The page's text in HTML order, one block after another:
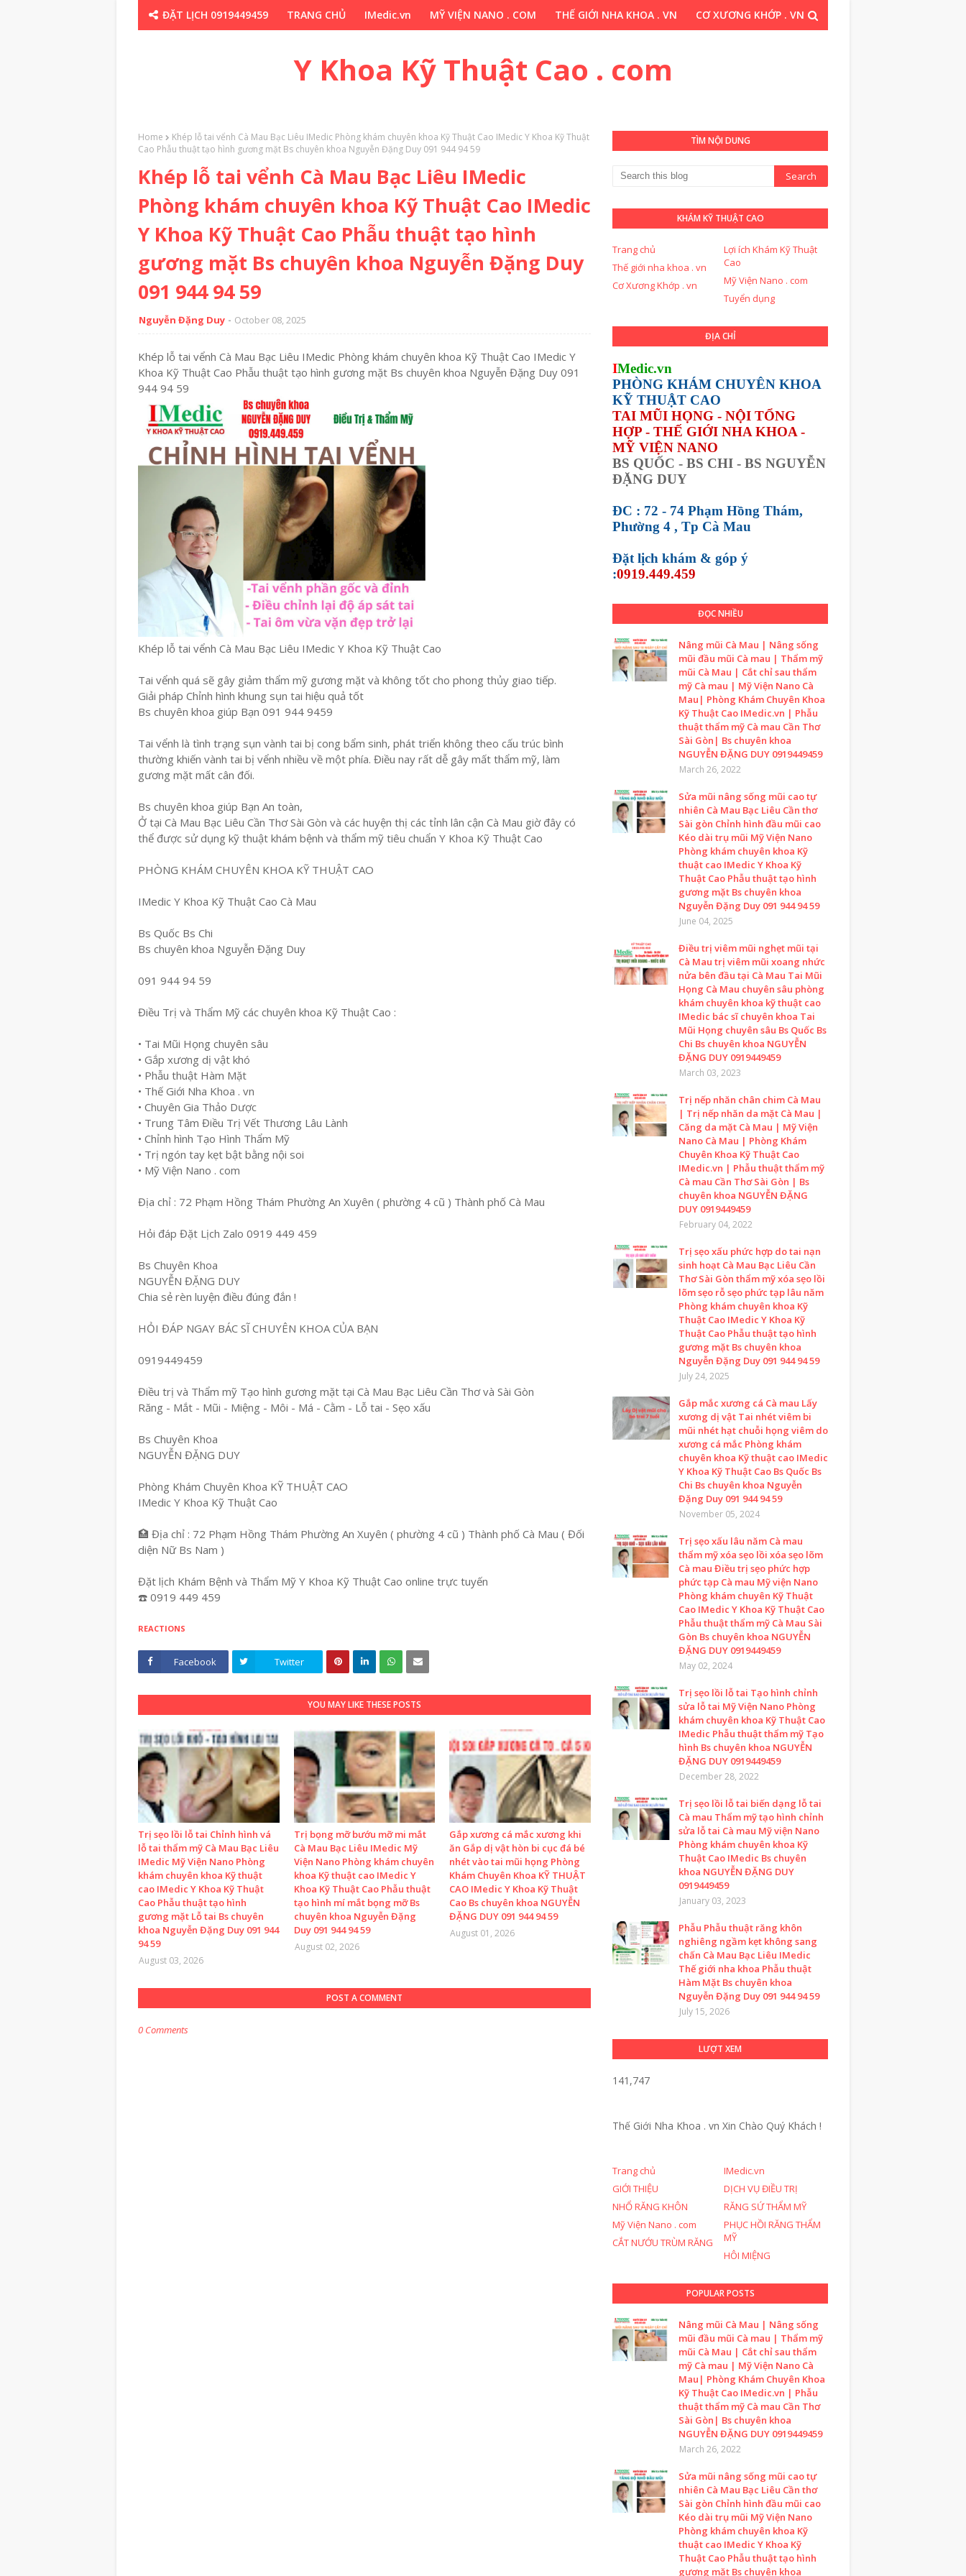
ĐẶT LỊCH 0919449459 TRANG CHỦ IMedic.vn MỸ VIỆN NANO . COM THẾ GIỚI NHA KHOA . VN CƠ XƯƠNG KHỚP . VN
Y Khoa Kỹ Thuật Cao . com
Home
Khép lỗ tai vểnh Cà Mau Bạc Liêu IMedic Phòng khám chuyên khoa Kỹ Thuật Cao IMedic Y Khoa Kỹ Thuật
Cao Phẫu thuật tạo hình gương mặt Bs chuyên khoa Nguyễn Đặng Duy 091 944 94 59
Khép lỗ tai vểnh Cà Mau Bạc Liêu IMedic
Phòng khám chuyên khoa Kỹ Thuật Cao IMedic
Y Khoa Kỹ Thuật Cao Phẫu thuật tạo hình
gương mặt Bs chuyên khoa Nguyễn Đặng Duy
091 944 94 59
Nguyễn Đặng Duy October 08, 2025
Khép lỗ tai vểnh Cà Mau Bạc Liêu IMedic Phòng khám chuyên khoa Kỹ Thuật Cao IMedic Y
Khoa Kỹ Thuật Cao Phẫu thuật tạo hình gương mặt Bs chuyên khoa Nguyễn Đặng Duy 091
944 94 59
Khép lỗ tai vểnh Cà Mau Bạc Liêu IMedic Y Khoa Kỹ Thuật Cao
Tai vểnh quá sẽ gây giảm thẩm mỹ gương mặt và không tốt cho phong thủy giao tiếp.
Giải pháp Chỉnh hình khung sụn tai hiệu quả tốt
Bs chuyên khoa giúp Bạn 091 944 9459
Tai vểnh là tình trạng sụn vành tai bị cong bẩm sinh, phát triển không theo cấu trúc bình
thường khiến vành tai bị vểnh nhiều về một phía. Điều nay rất dễ gây mất thẩm mỹ, làm
gương mặt mất cân đối.
Bs chuyên khoa giúp Bạn An toàn,
Ở tại Cà Mau Bạc Liêu Cần Thơ Sài Gòn và các huyện thị các tỉnh lân cận Cà Mau giờ đây có
thể được sử dụng kỹ thuật khám bệnh và thẩm mỹ tiêu chuẩn Y Khoa Kỹ Thuật Cao
PHÒNG KHÁM CHUYÊN KHOA KỸ THUẬT CAO
IMedic Y Khoa Kỹ Thuật Cao Cà Mau
Bs Quốc Bs Chi
Bs chuyên khoa Nguyễn Đặng Duy
091 944 94 59
Điều Trị và Thẩm Mỹ các chuyên khoa Kỹ Thuật Cao :
• Tai Mũi Họng chuyên sâu
• Gắp xương dị vật khó
• Phẫu thuật Hàm Mặt
• Thế Giới Nha Khoa . vn
• Chuyên Gia Thảo Dược
• Trung Tâm Điều Trị Vết Thương Lâu Lành
• Chỉnh hình Tạo Hình Thẩm Mỹ
• Trị ngón tay kẹt bật bằng nội soi
• Mỹ Viện Nano . com
Địa chỉ : 72 Phạm Hồng Thám Phường An Xuyên ( phường 4 cũ ) Thành phố Cà Mau
Hỏi đáp Đặt Lịch Zalo 0919 449 459
Bs Chuyên Khoa
NGUYỄN ĐẶNG DUY
Chia sẻ rèn luyện điều đúng đắn !
HỎI ĐÁP NGAY BÁC SĨ CHUYÊN KHOA CỦA BẠN
0919449459
Điều trị và Thẩm mỹ Tạo hình gương mặt tại Cà Mau Bạc Liêu Cần Thơ và Sài Gòn
Răng - Mắt - Mũi - Miệng - Môi - Má - Cằm - Lỗ tai - Sẹo xấu
Bs Chuyên Khoa
NGUYỄN ĐẶNG DUY
Phòng Khám Chuyên Khoa KỸ THUẬT CAO
IMedic Y Khoa Kỹ Thuật Cao
🏥 Địa chỉ : 72 Phạm Hồng Thám Phường An Xuyên ( phường 4 cũ ) Thành phố Cà Mau ( Đối
diện Nữ Bs Nam )
Đặt lịch Khám Bệnh và Thẩm Mỹ Y Khoa Kỹ Thuật Cao online trực tuyến
☎️ 0919 449 459
REACTIONS
Facebook Twitter
YOU MAY LIKE THESE POSTS
Trị sẹo lồi lỗ tai Chỉnh hình vá
lỗ tai thẩm mỹ Cà Mau Bạc Liêu
IMedic Mỹ Viện Nano Phòng
khám chuyên khoa Kỹ thuật
cao IMedic Y Khoa Kỹ Thuật
Cao Phẫu thuật tạo hình
gương mặt Lỗ tai Bs chuyên
khoa Nguyễn Đặng Duy 091 944
94 59
August 03, 2026
Trị bọng mỡ bướu mỡ mi mắt
Cà Mau Bạc Liêu IMedic Mỹ
Viện Nano Phòng khám chuyên
khoa Kỹ thuật cao IMedic Y
Khoa Kỹ Thuật Cao Phẫu thuật
tạo hình mí mắt bọng mỡ Bs
chuyên khoa Nguyễn Đặng
Duy 091 944 94 59
August 02, 2026
Gắp xương cá mắc xương khi
ăn Gắp dị vật hòn bi cục đá bé
nhét vào tai mũi họng Phòng
Khám Chuyên Khoa KỸ THUẬT
CAO IMedic Y Khoa Kỹ Thuật
Cao Bs chuyên khoa NGUYỄN
ĐẶNG DUY 091 944 94 59
August 01, 2026
POST A COMMENT
0 Comments
TÌM NỘI DUNG
KHÁM KỸ THUẬT CAO
Trang chủ
Lợi ích Khám Kỹ Thuật
Cao
Thế giới nha khoa . vn
Mỹ Viện Nano . com
Cơ Xương Khớp . vn
Tuyển dụng
ĐỊA CHỈ
IMedic.vn
PHÒNG KHÁM CHUYÊN KHOA
KỸ THUẬT CAO
TAI MŨI HỌNG - NỘI TỔNG
HỢP - THẾ GIỚI NHA KHOA -
MỸ VIỆN NANO
BS QUỐC - BS CHI - BS NGUYỄN
ĐẶNG DUY
ĐC : 72 - 74 Phạm Hồng Thám,
Phường 4 , Tp Cà Mau
Đặt lịch khám & góp ý
:0919.449.459
ĐỌC NHIỀU
Nâng mũi Cà Mau | Nâng sống
mũi đầu mũi Cà mau | Thẩm mỹ
mũi Cà Mau | Cắt chỉ sau thẩm
mỹ Cà mau | Mỹ Viện Nano Cà
Mau| Phòng Khám Chuyên Khoa
Kỹ Thuật Cao IMedic.vn | Phẫu
thuật thẩm mỹ Cà mau Cần Thơ
Sài Gòn| Bs chuyên khoa
NGUYỄN ĐẶNG DUY 0919449459
March 26, 2022
Sửa mũi nâng sống mũi cao tự
nhiên Cà Mau Bạc Liêu Cần thơ
Sài gòn Chỉnh hình đầu mũi cao
Kéo dài trụ mũi Mỹ Viện Nano
Phòng khám chuyên khoa Kỹ
thuật cao IMedic Y Khoa Kỹ
Thuật Cao Phẫu thuật tạo hình
gương mặt Bs chuyên khoa
Nguyễn Đặng Duy 091 944 94 59
June 04, 2025
Điều trị viêm mũi nghẹt mũi tại
Cà Mau trị viêm mũi xoang nhức
nửa bên đầu tại Cà Mau Tai Mũi
Họng Cà Mau chuyên sâu phòng
khám chuyên khoa kỹ thuật cao
IMedic bác sĩ chuyên khoa Tai
Mũi Họng chuyên sâu Bs Quốc Bs
Chi Bs chuyên khoa NGUYỄN
ĐẶNG DUY 0919449459
March 03, 2023
Trị nếp nhăn chân chim Cà Mau
| Trị nếp nhăn da mặt Cà Mau |
Căng da mặt Cà Mau | Mỹ Viện
Nano Cà Mau | Phòng Khám
Chuyên Khoa Kỹ Thuật Cao
IMedic.vn | Phẫu thuật thẩm mỹ
Cà mau Cần Thơ Sài Gòn | Bs
chuyên khoa NGUYỄN ĐẶNG
DUY 0919449459
February 04, 2022
Trị sẹo xấu phức hợp do tai nạn
sinh hoạt Cà Mau Bạc Liêu Cần
Thơ Sài Gòn thẩm mỹ xóa sẹo lồi
lõm sẹo rỗ sẹo phức tạp lâu năm
Phòng khám chuyên khoa Kỹ
Thuật Cao IMedic Y Khoa Kỹ
Thuật Cao Phẫu thuật tạo hình
gương mặt Bs chuyên khoa
Nguyễn Đặng Duy 091 944 94 59
July 24, 2025
Gắp mắc xương cá Cà mau Lấy
xương dị vật Tai nhét viêm bi
mũi nhét hạt chuỗi họng viêm do
xương cá mắc Phòng khám
chuyên khoa Kỹ thuật cao IMedic
Y Khoa Kỹ Thuật Cao Bs Quốc Bs
Chi Bs chuyên khoa Nguyễn
Đặng Duy 091 944 94 59
November 05, 2024
Trị sẹo xấu lâu năm Cà mau
thẩm mỹ xóa sẹo lồi xóa sẹo lõm
Cà mau Điều trị sẹo phức hợp
phức tạp Cà mau Mỹ viện Nano
Phòng khám chuyên Kỹ Thuật
Cao IMedic Y Khoa Kỹ Thuật Cao
Phẫu thuật thẩm mỹ Cà Mau Sài
Gòn Bs chuyên khoa NGUYỄN
ĐẶNG DUY 0919449459
May 02, 2024
Trị sẹo lồi lỗ tai Tạo hình chỉnh
sửa lỗ tai Mỹ Viện Nano Phòng
khám chuyên khoa Kỹ Thuật Cao
IMedic Phẫu thuật thẩm mỹ Tạo
hình Bs chuyên khoa NGUYỄN
ĐẶNG DUY 0919449459
December 28, 2022
Trị sẹo lồi lỗ tai biến dạng lỗ tai
Cà mau Thẩm mỹ tạo hình chỉnh
sửa lỗ tai Cà mau Mỹ viện Nano
Phòng khám chuyên khoa Kỹ
Thuật Cao IMedic Bs chuyên
khoa NGUYỄN ĐẶNG DUY
0919449459
January 03, 2023
Phẫu Phẫu thuật răng khôn
nghiêng ngầm kẹt không sang
chấn Cà Mau Bạc Liêu IMedic
Thế giới nha khoa Phẫu thuật
Hàm Mặt Bs chuyên khoa
Nguyễn Đặng Duy 091 944 94 59
July 15, 2026
LƯỢT XEM
141,747
Thế Giới Nha Khoa . vn Xin Chào Quý Khách !
Trang chủ
IMedic.vn
GIỚI THIỆU
DỊCH VỤ ĐIỀU TRỊ
NHỔ RĂNG KHÔN
RĂNG SỨ THẨM MỸ
Mỹ Viện Nano . com
PHỤC HỒI RĂNG THẨM
MỸ
CẮT NƯỚU TRÙM RĂNG
HÔI MIỆNG
POPULAR POSTS
Nâng mũi Cà Mau | Nâng sống
mũi đầu mũi Cà mau | Thẩm mỹ
mũi Cà Mau | Cắt chỉ sau thẩm
mỹ Cà mau | Mỹ Viện Nano Cà
Mau| Phòng Khám Chuyên Khoa
Kỹ Thuật Cao IMedic.vn | Phẫu
thuật thẩm mỹ Cà mau Cần Thơ
Sài Gòn| Bs chuyên khoa
NGUYỄN ĐẶNG DUY 0919449459
March 26, 2022
Sửa mũi nâng sống mũi cao tự
nhiên Cà Mau Bạc Liêu Cần thơ
Sài gòn Chỉnh hình đầu mũi cao
Kéo dài trụ mũi Mỹ Viện Nano
Phòng khám chuyên khoa Kỹ
thuật cao IMedic Y Khoa Kỹ
Thuật Cao Phẫu thuật tạo hình
gương mặt Bs chuyên khoa